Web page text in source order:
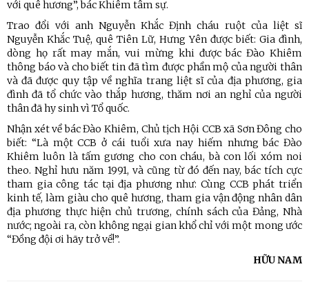
với quê hương”, bác Khiêm tâm sự.
Trao đổi với anh Nguyễn Khắc Định cháu ruột của liệt sĩ
Nguyễn Khắc Tuệ, quê Tiên Lữ, Hưng Yên được biết: Gia đình,
dòng họ rất may mắn, vui mừng khi được bác Đào Khiêm
thông báo và cho biết tin đã tìm được phần mộ của người thân
và đã được quy tập về nghĩa trang liệt sĩ của địa phương, gia
đình đã tổ chức vào thắp hương, thăm nơi an nghỉ của người
thân đã hy sinh vì Tổ quốc.
Nhận xét về bác Đào Khiêm, Chủ tịch Hội CCB xã Sơn Đông cho
biết: “Là một CCB ở cái tuổi xưa nay hiếm nhưng bác Đào
Khiêm luôn là tấm gương cho con cháu, bà con lối xóm noi
theo. Nghỉ hưu năm 1991, và cũng từ đó đến nay, bác tích cực
tham gia công tác tại địa phương như: Cùng CCB phát triển
kinh tế, làm giàu cho quê hương, tham gia vận động nhân dân
địa phương thực hiện chủ trương, chính sách của Đảng, Nhà
nước; ngoài ra, còn không ngại gian khổ chỉ với một mong ước
“Đồng đội ơi hãy trở về!”.
HỮU NAM